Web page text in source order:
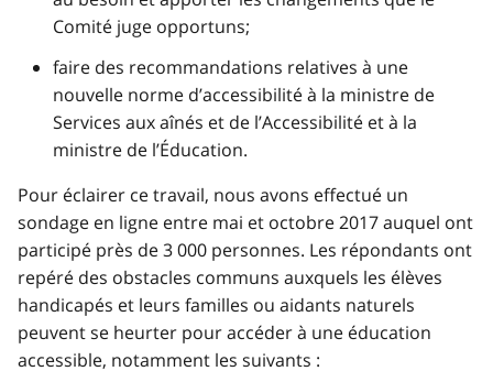
Comité juge opportuns;
faire des recommandations relatives à une
nouvelle norme d’accessibilité à la ministre de
Services aux aînés et de l’Accessibilité et à la
ministre de l’Éducation.
Pour éclairer ce travail, nous avons effectué un
sondage en ligne entre mai et octobre 2017 auquel ont
participé près de 3 000 personnes. Les répondants ont
repéré des obstacles communs auxquels les élèves
handicapés et leurs familles ou aidants naturels
peuvent se heurter pour accéder à une éducation
accessible, notamment les suivants :